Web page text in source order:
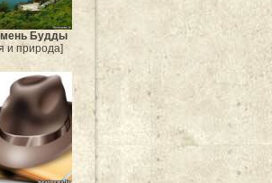
Будды
и природа]